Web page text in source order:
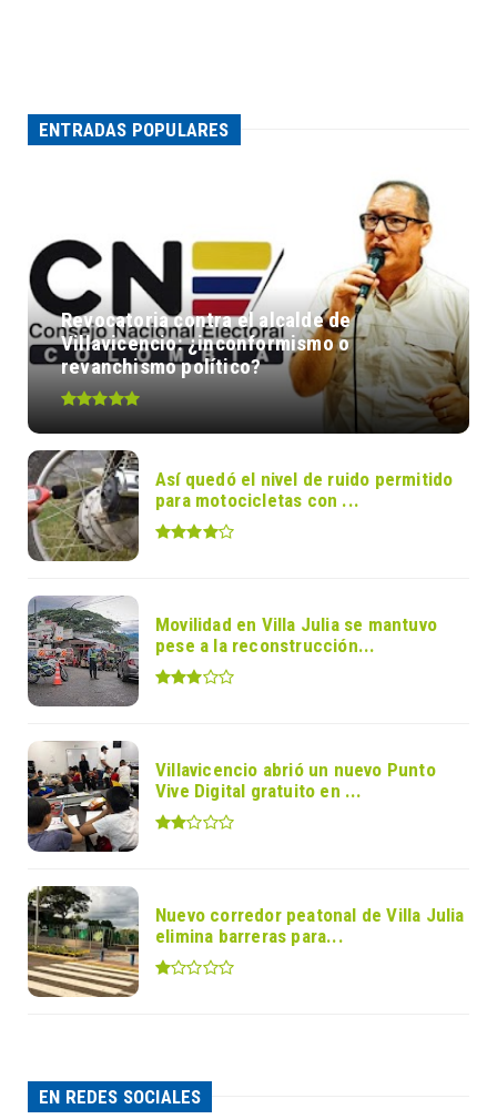
ENTRADAS POPULARES
Revocatoria contra el alcalde de
Villavicencio: ¿inconformismo o
revanchismo político?
Así quedó el nivel de ruido permitido
para motocicletas con ...
Movilidad en Villa Julia se mantuvo
pese a la reconstrucción...
Villavicencio abrió un nuevo Punto
Vive Digital gratuito en ...
Nuevo corredor peatonal de Villa Julia
elimina barreras para...
EN REDES SOCIALES